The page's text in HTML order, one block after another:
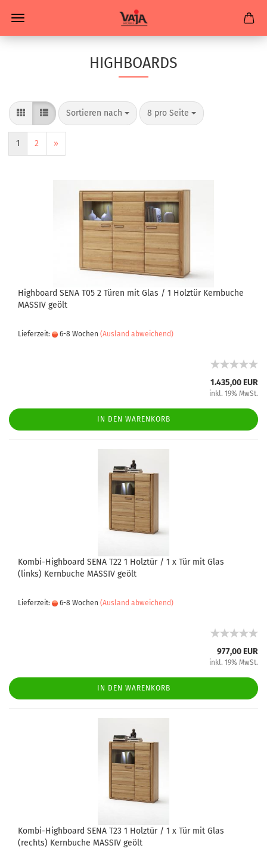
HIGHBOARDS
Sortieren nach 8 pro Seite
1 2 »
Highboard SENA T05 2 Türen mit Glas / 1 Holztür Kernbuche
MASSIV geölt
Lieferzeit: 6-8 Wochen (Ausland abweichend)
1.435,00 EUR
inkl. 19% MwSt.
IN DEN WARENKORB
Kombi-Highboard SENA T22 1 Holztür / 1 x Tür mit Glas
(links) Kernbuche MASSIV geölt
Lieferzeit: 6-8 Wochen (Ausland abweichend)
977,00 EUR
inkl. 19% MwSt.
IN DEN WARENKORB
Kombi-Highboard SENA T23 1 Holztür / 1 x Tür mit Glas
(rechts) Kernbuche MASSIV geölt